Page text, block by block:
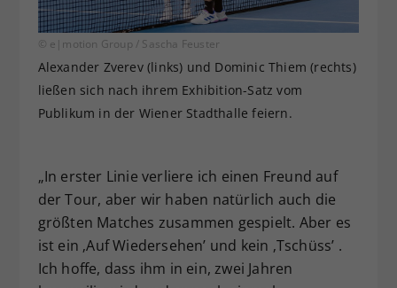
© e|motion Group / Sascha Feuster
Alexander Zverev (links) und Dominic Thiem (rechts)
ließen sich nach ihrem Exhibition-Satz vom
Publikum in der Wiener Stadthalle feiern.
„In erster Linie verliere ich einen Freund auf
der Tour, aber wir haben natürlich auch die
größten Matches zusammen gespielt. Aber es
ist ein ‚Auf Wiedersehen’ und kein ‚Tschüss’ .
Ich hoffe, dass ihm in ein, zwei Jahren